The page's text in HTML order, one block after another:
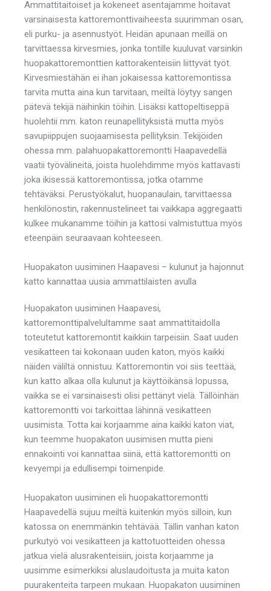
Ammattitaitoiset ja kokeneet asentajamme hoitavat
varsinaisesta kattoremonttivaiheesta suurimman osan,
eli purku- ja asennustyöt. Heidän apunaan meillä on
tarvittaessa kirvesmies, jonka tontille kuuluvat varsinkin
huopakattoremonttien kattorakenteisiin liittyvät työt.
Kirvesmiestähän ei ihan jokaisessa kattoremontissa
tarvita mutta aina kun tarvitaan, meiltä löytyy sangen
pätevä tekijä näihinkin töihin. Lisäksi kattopeltiseppä
huolehtii mm. katon reunapellityksistä mutta myös
savupiippujen suojaamisesta pellityksin. Tekijöiden
ohessa mm. palahuopakattoremontti Haapavedellä
vaatii työvälineitä, joista huolehdimme myös kattavasti
joka ikisessä kattoremontissa, jotka otamme
tehtäväksi. Perustyökalut, huopanaulain, tarvittaessa
henkilönostin, rakennustelineet tai vaikkapa aggregaatti
kulkee mukanamme töihin ja kattosi valmistuttua myös
eteenpäin seuraavaan kohteeseen.
Huopakaton uusiminen Haapavesi – kulunut ja hajonnut
katto kannattaa uusia ammattilaisten avulla
Huopakaton uusiminen Haapavesi,
kattoremonttipalvelultamme saat ammattitaidolla
toteutetut kattoremontit kaikkiin tarpeisiin. Saat uuden
vesikatteen tai kokonaan uuden katon, myös kaikki
näiden väliltä onnistuu. Kattoremontin voi siis teettää,
kun katto alkaa olla kulunut ja käyttöikänsä lopussa,
vaikka se ei varsinaisesti olisi pettänyt vielä. Tällöinhän
kattoremontti voi tarkoittaa lähinnä vesikatteen
uusimista. Totta kai korjaamme aina kaikki katon viat,
kun teemme huopakaton uusimisen mutta pieni
ennakointi voi kannattaa siinä, että kattoremontti on
kevyempi ja edullisempi toimenpide.
Huopakaton uusiminen eli huopakattoremontti
Haapavedellä sujuu meiltä kuitenkin myös silloin, kun
katossa on enemmänkin tehtävää. Tällin vanhan katon
purkutyö voi vesikatteen ja kattotuotteiden ohessa
jatkua vielä alusrakenteisiin, joista korjaamme ja
uusimme esimerkiksi aluslaudoitusta ja muita katon
puurakenteita tarpeen mukaan. Huopakaton uusiminen